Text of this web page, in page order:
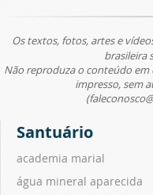
Os textos, fotos, artes e
brasileira
Não reproduza o conteúdo
impresso, sem
Santuário
academia marial
água mineral aparecida